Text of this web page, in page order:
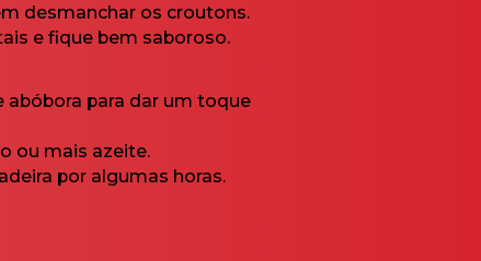
desmanchar os croutons.
e fique bem saboroso.
para dar um toque
ou mais azeite.
por algumas horas.